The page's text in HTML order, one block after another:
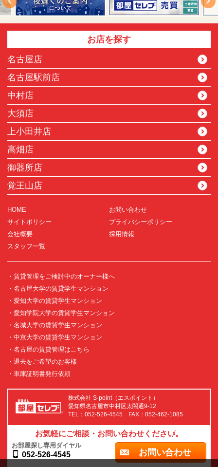
お店を探す
名古屋店
名古屋駅前店
中村店
大須店
上小田井店
高畑店
御器所店
覚王山店
HOME
お問い合わせ
サイトポリシー
プライバシーポリシー
会社概要
採用情報
スタッフ一覧
・賃貸管理をご検討中のオーナー様へ
・名古屋大学の賃貸学生マンション
・愛知大学の賃貸学生マンション
・愛知学院大学の賃貸学生マンション
・名城大学の賃貸学生マンション
・中京大学の賃貸学生マンション
・名古屋の賃貸管理はこちら
・退去をご希望のお客様
・車庫証明書発行依頼
株式会社 S-point（エスポイント）
愛知県名古屋市中村区太閤通9-12
TEL：052-526-4545 FAX：052-462-1085
お気軽にご相談・お問い合わせください。
お部屋探し専用ダイヤル
052-526-4545 お問い合わせ